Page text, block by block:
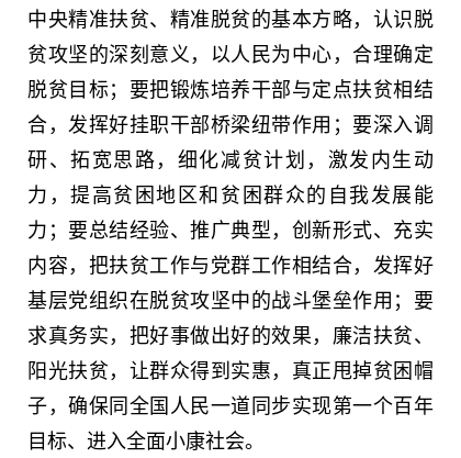
中央精准扶贫、精准脱贫的基本方略，认识脱
贫攻坚的深刻意义，以人民为中心，合理确定
脱贫目标；要把锻炼培养干部与定点扶贫相结
合，发挥好挂职干部桥梁纽带作用；要深入调
研、拓宽思路，细化减贫计划，激发内生动
力，提高贫困地区和贫困群众的自我发展能
力；要总结经验、推广典型，创新形式、充实
内容，把扶贫工作与党群工作相结合，发挥好
基层党组织在脱贫攻坚中的战斗堡垒作用；要
求真务实，把好事做出好的效果，廉洁扶贫、
阳光扶贫，让群众得到实惠，真正甩掉贫困帽
子，确保同全国人民一道同步实现第一个百年
目标、进入全面小康社会。